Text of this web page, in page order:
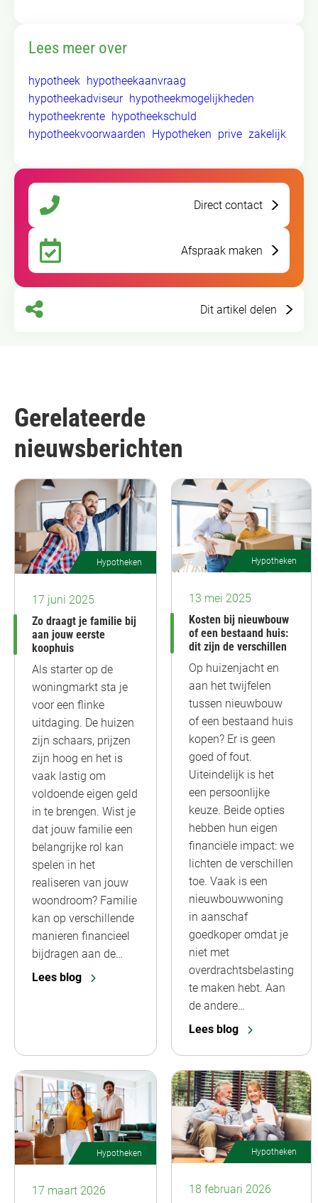
Lees meer over
hypotheek hypotheekaanvraag
hypotheekadviseur hypotheekmogelijkheden
hypotheekrente hypotheekschuld
hypotheekvoorwaarden Hypotheken prive zakelijk
Direct contact
Afspraak maken
Dit artikel delen
Gerelateerde
nieuwsberichten
Hypotheken
17 juni 2025
Zo draagt je familie bij
aan jouw eerste
koophuis
Als starter op de
woningmarkt sta je
voor een flinke
uitdaging. De huizen
zijn schaars, prijzen
zijn hoog en het is
vaak lastig om
voldoende eigen geld
in te brengen. Wist je
dat jouw familie een
belangrijke rol kan
spelen in het
realiseren van jouw
woondroom? Familie
kan op verschillende
manieren financieel
bijdragen aan de…
Lees blog
Hypotheken
13 mei 2025
Kosten bij nieuwbouw
of een bestaand huis:
dit zijn de verschillen
Op huizenjacht en
aan het twijfelen
tussen nieuwbouw
of een bestaand huis
kopen? Er is geen
goed of fout.
Uiteindelijk is het
een persoonlijke
keuze. Beide opties
hebben hun eigen
financiële impact: we
lichten de verschillen
toe. Vaak is een
nieuwbouwwoning
in aanschaf
goedkoper omdat je
niet met
overdrachtsbelasting
te maken hebt. Aan
de andere…
Lees blog
Hypotheken
17 maart 2026
Hypotheken
18 februari 2026